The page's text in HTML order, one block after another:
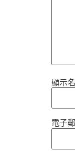
顯示
電子